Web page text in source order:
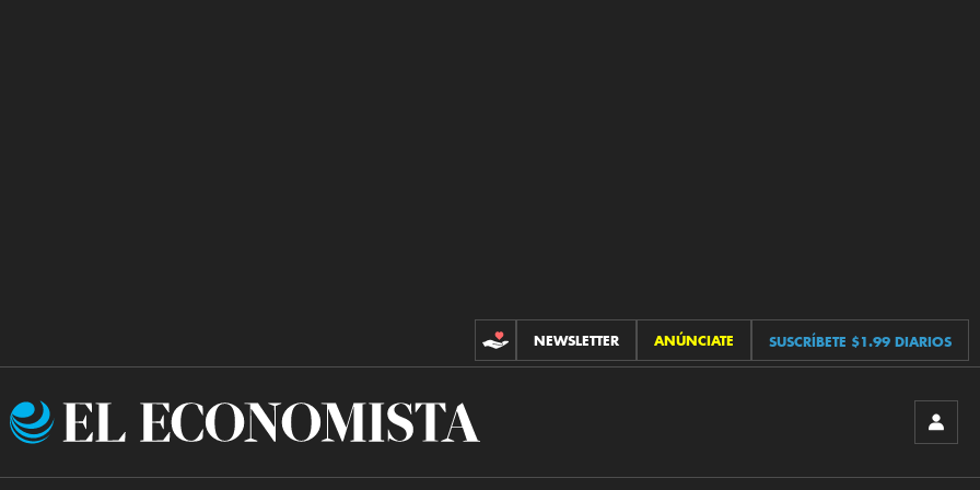
CONTRIBUCIONES
NEWSLETTER ANÚNCIATE SUSCRÍBETE $1.99 DIARIOS
El